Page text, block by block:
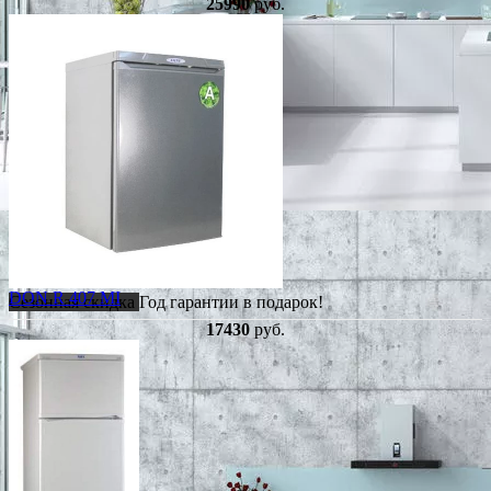
Сезонная скидка Год гарантии в подарок!
DON R 407 MI
17430руб.